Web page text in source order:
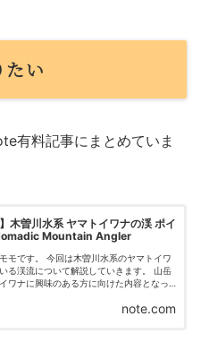
い
有料記事にまとめていま
】木曽川水系 ヤマトイワナの渓 ポイ
Mountain Angler
モです。 今回は木曽川水系のヤマトイワ
渓流について解説していきます。 山岳
ワナに興味のある方に向けた内容となっ
note.com